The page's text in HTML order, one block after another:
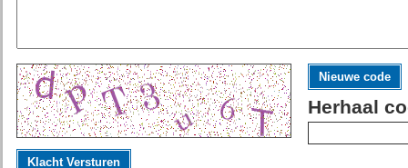
Nieuwe code
Herhaal
Klacht Versturen